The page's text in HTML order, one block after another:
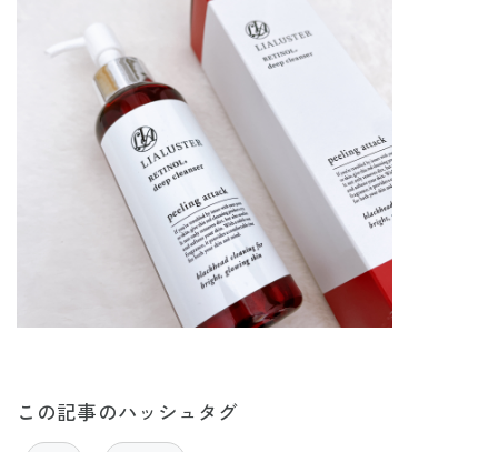
この記事のハッシュタグ